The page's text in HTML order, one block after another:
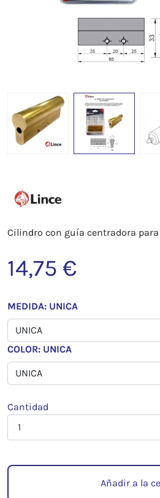
Cilindro con guía centradora
14,75 €
MEDIDA: UNICA
COLOR: UNICA
Cantidad
Añadir a la